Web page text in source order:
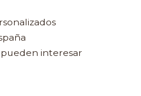
interesar